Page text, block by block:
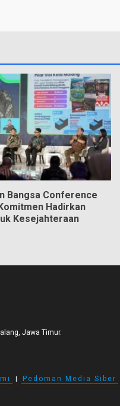
Bangsa Conference
Hadirkan
Kesejahteraan
Jawa Timur.
I Pedoman Media Siber